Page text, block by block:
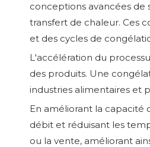
conceptions avancées
transfert de chaleur. Ces
et des cycles de
L'accélération du
des produits. Une
industries alimentaires et
En améliorant la capacité
débit et réduisant les
ou la vente, améliorant